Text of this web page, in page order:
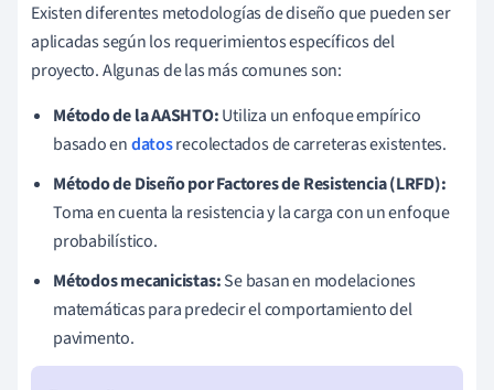
Existen diferentes metodologías de diseño que pueden ser
aplicadas según los requerimientos específicos del
proyecto. Algunas de las más comunes son:
Método de la AASHTO:Utiliza un enfoque empírico
basado endatosrecolectados de carreteras existentes.
Método de Diseño por Factores de Resistencia (LRFD):
Toma en cuenta la resistencia y la carga con un enfoque
probabilístico.
Métodos mecanicistas:Se basan en modelaciones
matemáticas para predecir el comportamiento del
pavimento.